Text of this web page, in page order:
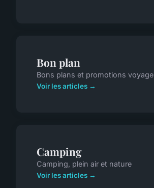
Bon plan
Bons plans et promotions voyage
Voir les articles →
Camping
Camping, plein air et nature
Voir les articles →